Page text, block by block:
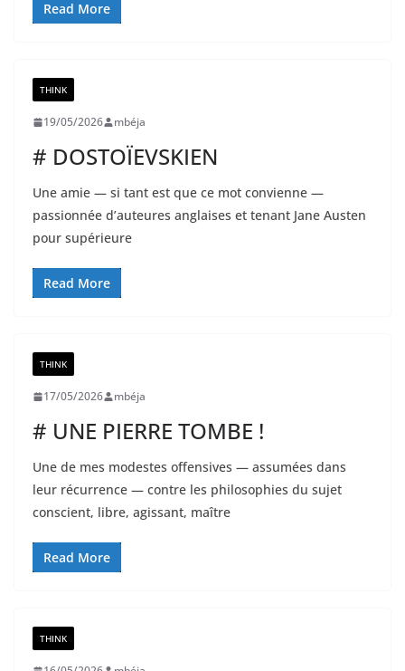
Read More
THINK
19/05/2026 mbéja
# DOSTOÏEVSKIEN
Une amie — si tant est que ce mot convienne —
passionnée d’auteures anglaises et tenant Jane Austen
pour supérieure
Read More
THINK
17/05/2026 mbéja
# UNE PIERRE TOMBE !
Une de mes modestes offensives — assumées dans
leur récurrence — contre les philosophies du sujet
conscient, libre, agissant, maître
Read More
THINK